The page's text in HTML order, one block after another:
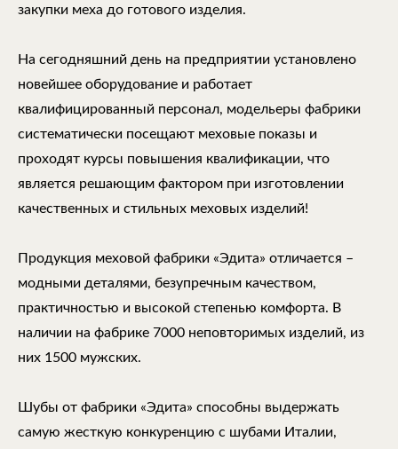
закупки меха до готового изделия.
На сегодняшний день на предприятии установлено
новейшее оборудование и работает
квалифицированный персонал, модельеры фабрики
систематически посещают меховые показы и
проходят курсы повышения квалификации, что
является решающим фактором при изготовлении
качественных и стильных меховых изделий!
Продукция меховой фабрики «Эдита» отличается –
модными деталями, безупречным качеством,
практичностью и высокой степенью комфорта. В
наличии на фабрике 7000 неповторимых изделий, из
них 1500 мужских.
Шубы от фабрики «Эдита» способны выдержать
самую жесткую конкуренцию с шубами Италии,